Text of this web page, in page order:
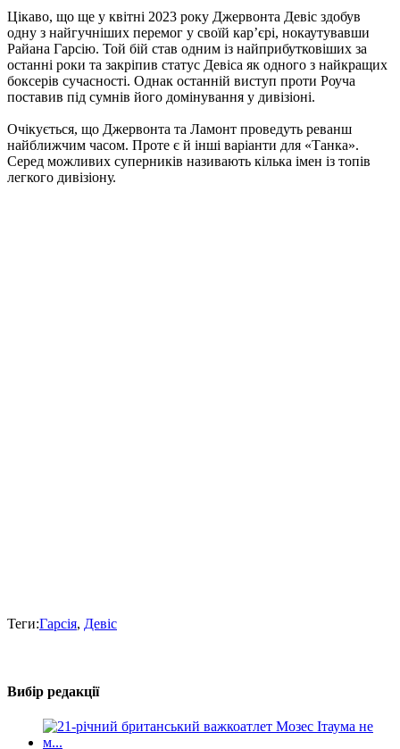
Цікаво, що ще у квітні 2023 року Джервонта Девіс здобув
одну з найгучніших перемог у своїй кар’єрі, нокаутувавши
Райана Гарсію. Той бій став одним із найприбутковіших за
останні роки та закріпив статус Девіса як одного з найкращих
боксерів сучасності. Однак останній виступ проти Роуча
поставив під сумнів його домінування у дивізіоні.
Очікується, що Джервонта та Ламонт проведуть реванш
найближчим часом. Проте є й інші варіанти для «Танка».
Серед можливих суперників називають кілька імен із топів
легкого дивізіону.
Теги:Гарсія, Девіс
Вибір редакції